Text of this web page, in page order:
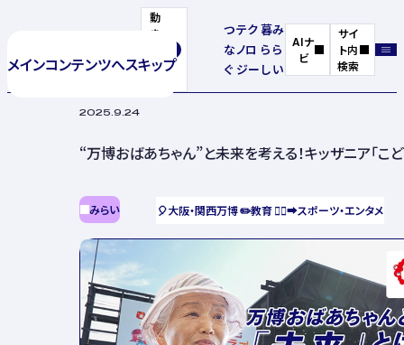
メインコンテンツへスキップ
動
き
停
つ
な
ぐ
テク
ノロ
ジー
暮
ら
し
み
ら
い
AIナ
ビ
サイ
ト内
検索
2025.9.24
“万博おばあちゃん”と未来を考える！キッザニア「こ
みらい 🎈大阪・関西万博✏️教育🏃‍♂️‍➡️スポーツ・エンタメ